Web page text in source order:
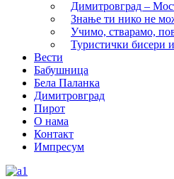
Димитровград –
Знање ти нико не
Учимо, стварамо,
Туристички бисери
Вести
Бабушница
Бела Паланка
Димитровград
Пирот
О нама
Контакт
Импресум